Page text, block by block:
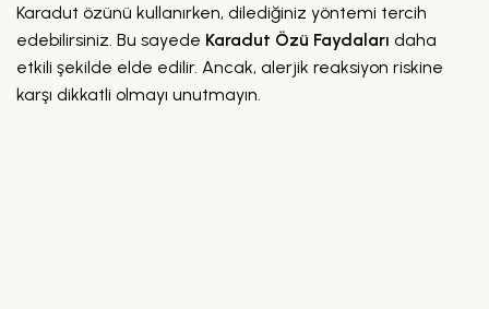
Karadut özünü kullanırken, dilediğiniz yöntemi tercih
edebilirsiniz. Bu sayede Karadut Özü Faydaları daha
etkili şekilde elde edilir. Ancak, alerjik reaksiyon riskine
karşı dikkatli olmayı unutmayın.